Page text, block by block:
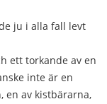
ju i alla fall levt
ett torkande av en
inte är en
en av kistbärarna,